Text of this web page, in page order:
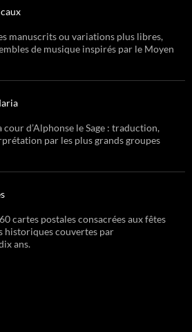
manuscrits ou variations plus libres,
de musique inspirés par le Moyen
d’Alphonse le Sage : traduction,
par les plus grands groupes
cartes postales consacrées aux fêtes
historiques couvertes par
ans.